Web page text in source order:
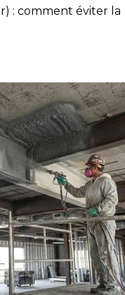
: comment éviter la